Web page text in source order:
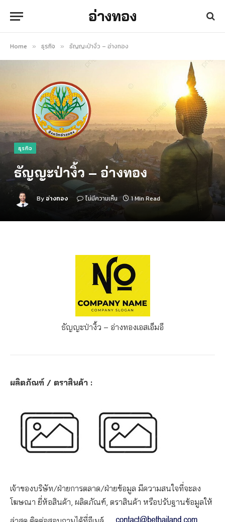
อ่างทอง
Home » ธุรกิจ » ธัญญะป่างิ้ว – อ่างทอง
ธุรกิจ
ธัญญะป่างิ้ว – อ่างทอง
By อ่างทอง ไม่มีความเห็น 1 Min Read
ธัญญะป่างิ้ว – อ่างทองเอสเอ็มอี
ผลิตภัณฑ์ / ตราสินค้า :
เจ้าของบริษัท/ฝ่ายการตลาด/ฝ่ายข้อมูล มีความสนใจที่จะลง
โฆษณา ยี่ห้อสินค้า, ผลิตภัณฑ์, ตราสินค้า หรือปรับฐานข้อมูลให้